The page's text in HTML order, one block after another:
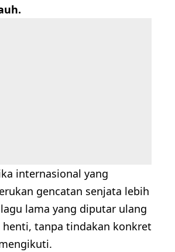
internasional yang
gencatan senjata lebih
lama yang diputar ulang
henti, tanpa tindakan konkret